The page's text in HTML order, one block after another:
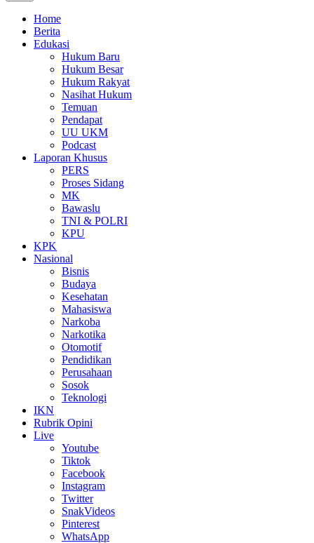
Home
Berita
Edukasi
Hukum Baru
Hukum Besar
Hukum Rakyat
Nasihat Hukum
Temuan
Pendapat
UU UKM
Podcast
Laporan Khusus
PERS
Proses Sidang
MK
Bawaslu
TNI & POLRI
KPU
KPK
Nasional
Bisnis
Budaya
Kesehatan
Mahasiswa
Narkoba
Narkotika
Otomotif
Pendidikan
Perusahaan
Sosok
Teknologi
IKN
Rubrik Opini
Live
Youtube
Tiktok
Facebook
Instagram
Twitter
SnakVideos
Pinterest
WhatsApp